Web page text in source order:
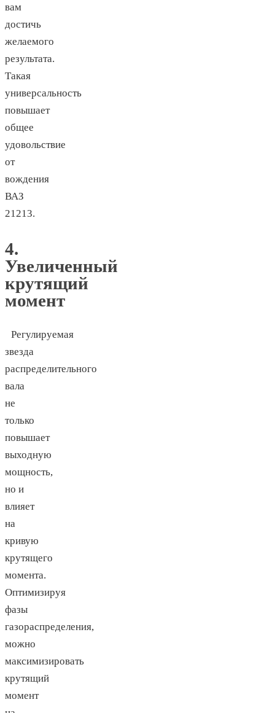
вам
достичь
желаемого
результата.
Такая
универсальность
повышает
общее
удовольствие
от
вождения
ВАЗ
21213.
4.
Увеличенный
крутящий
момент
Регулируемая
звезда
распределительного
вала
не
только
повышает
выходную
мощность,
но и
влияет
на
кривую
крутящего
момента.
Оптимизируя
фазы
газораспределения,
можно
максимизировать
крутящий
момент